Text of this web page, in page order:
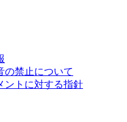
の禁止について
ントに対する指針